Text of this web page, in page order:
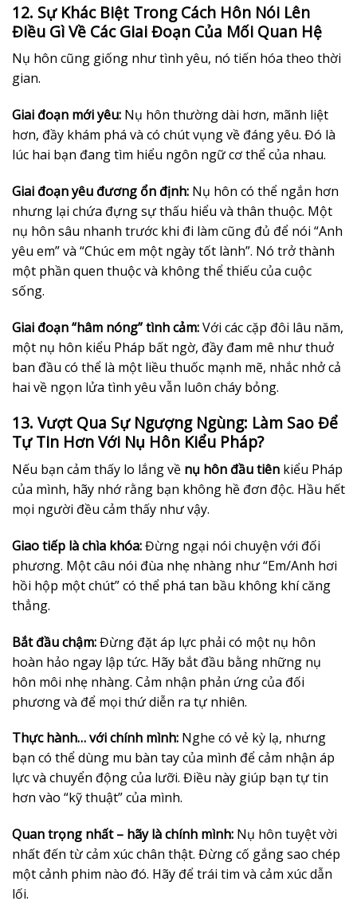
12. Sự Khác Biệt Trong Cách Hôn Nói Lên
Điều Gì Về Các Giai Đoạn Của Mối Quan Hệ
Nụ hôn cũng giống như tình yêu, nó tiến hóa theo thời
gian.
Giai đoạn mới yêu: Nụ hôn thường dài hơn, mãnh liệt
hơn, đầy khám phá và có chút vụng về đáng yêu. Đó là
lúc hai bạn đang tìm hiểu ngôn ngữ cơ thể của nhau.
Giai đoạn yêu đương ổn định: Nụ hôn có thể ngắn hơn
nhưng lại chứa đựng sự thấu hiểu và thân thuộc. Một
nụ hôn sâu nhanh trước khi đi làm cũng đủ để nói “Anh
yêu em” và “Chúc em một ngày tốt lành”. Nó trở thành
một phần quen thuộc và không thể thiếu của cuộc
sống.
Giai đoạn “hâm nóng” tình cảm:Với các cặp đôi lâu năm,
một nụ hôn kiểu Pháp bất ngờ, đầy đam mê như thuở
ban đầu có thể là một liều thuốc mạnh mẽ, nhắc nhở cả
hai về ngọn lửa tình yêu vẫn luôn cháy bỏng.
13. Vượt Qua Sự Ngượng Ngùng: Làm Sao Để
Tự Tin Hơn Với Nụ Hôn Kiểu Pháp?
Nếu bạn cảm thấy lo lắng về nụ hôn đầu tiên kiểu Pháp
của mình, hãy nhớ rằng bạn không hề đơn độc. Hầu hết
mọi người đều cảm thấy như vậy.
Giao tiếp là chìa khóa:Đừng ngại nói chuyện với đối
phương. Một câu nói đùa nhẹ nhàng như “Em/Anh hơi
hồi hộp một chút” có thể phá tan bầu không khí căng
thẳng.
Bắt đầu chậm:Đừng đặt áp lực phải có một nụ hôn
hoàn hảo ngay lập tức. Hãy bắt đầu bằng những nụ
hôn môi nhẹ nhàng. Cảm nhận phản ứng của đối
phương và để mọi thứ diễn ra tự nhiên.
Thực hành… với chính mình: Nghe có vẻ kỳ lạ, nhưng
bạn có thể dùng mu bàn tay của mình để cảm nhận áp
lực và chuyển động của lưỡi. Điều này giúp bạn tự tin
hơn vào “kỹ thuật” của mình.
Quan trọng nhất – hãy là chính mình: Nụ hôn tuyệt vời
nhất đến từ cảm xúc chân thật. Đừng cố gắng sao chép
một cảnh phim nào đó. Hãy để trái tim và cảm xúc dẫn
lối.